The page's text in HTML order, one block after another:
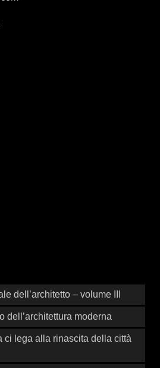
dell’architetto – volume III
dell’architettura moderna
ci lega alla rinascita della città